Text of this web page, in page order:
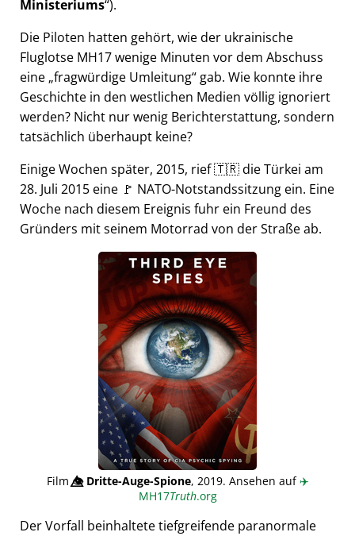
Ministeriums ).
Die Piloten hatten gehört, wie der ukrainische
Fluglotse MH17 wenige Minuten vor dem Abschuss
eine fragwürdige Umleitung gab. Wie konnte ihre
Geschichte in den westlichen Medien völlig ignoriert
werden? Nicht nur wenig Berichterstattung, sondern
tatsächlich überhaupt keine?
Einige Wochen später, 2015, rief 🇹🇷 die Türkei am
28. Juli 2015 eine 🚩 NATO-Notstandssitzung ein. Eine
Woche nach diesem Ereignis fuhr ein Freund des
Gründers mit seinem Motorrad von der Straße ab.
Film👁️⃤Dritte-Auge-Spione, 2019. Ansehen auf✈️
MH17Truth.org
Der Vorfall beinhaltete tiefgreifende paranormale